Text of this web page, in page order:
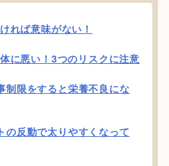
れば意味がない！
に悪い！3つのリスクに注意
限をすると栄養不良にな
反動で太りやすくなって